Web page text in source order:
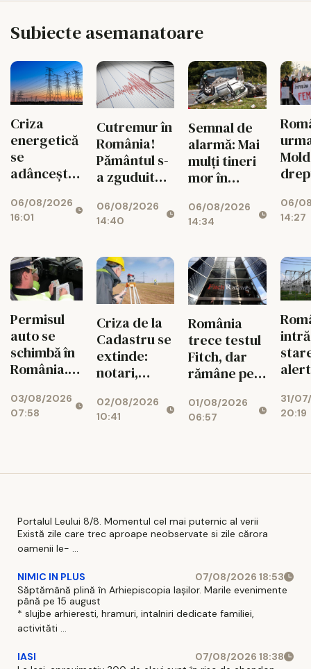
Subiecte asemanatoare
Criza
energetică
se
adâncește.
mari pot
rămâne
energie în
orele de
vârf
06/08/2026
16:01
Cutremur în
România!
Pământul s-
a zguduit
zona
seismică
06/08/2026
14:40
Semnal de
alarmă: Mai
mulți tineri
mor în
rutiere
decât din
tuberculozei
și a
drogurilor
06/08/2026
14:34
06/
14:27
Permisul
auto se
schimbă în
România.
noi îi
așteaptă
intra în
03/08/2026
07:58
Criza de la
Cadastru se
extinde:
notari,
și bănci,
afectați de
02/08/2026
10:41
România
trece testul
Fitch, dar
rămâne pe
prăpastiei
financiare
01/08/2026
06:57
31/
20:19
Portalul Leului 8/8. Momentul cel mai puternic al verii
Există zile care trec aproape neobservate si zile cărora
oamenii le- ...
NIMIC IN PLUS
07/08/2026 18:53
Săptămână plină în Arhiepiscopia Iașilor. Marile evenimente
până pe 15 august
* slujbe arhieresti, hramuri, intalniri dedicate familiei,
activităti ...
IASI
07/08/2026 18:38